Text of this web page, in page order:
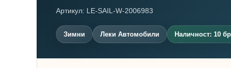
Артикул: LE-SAIL-W-2006983
Зимни Леки Автомобили Наличност: 10